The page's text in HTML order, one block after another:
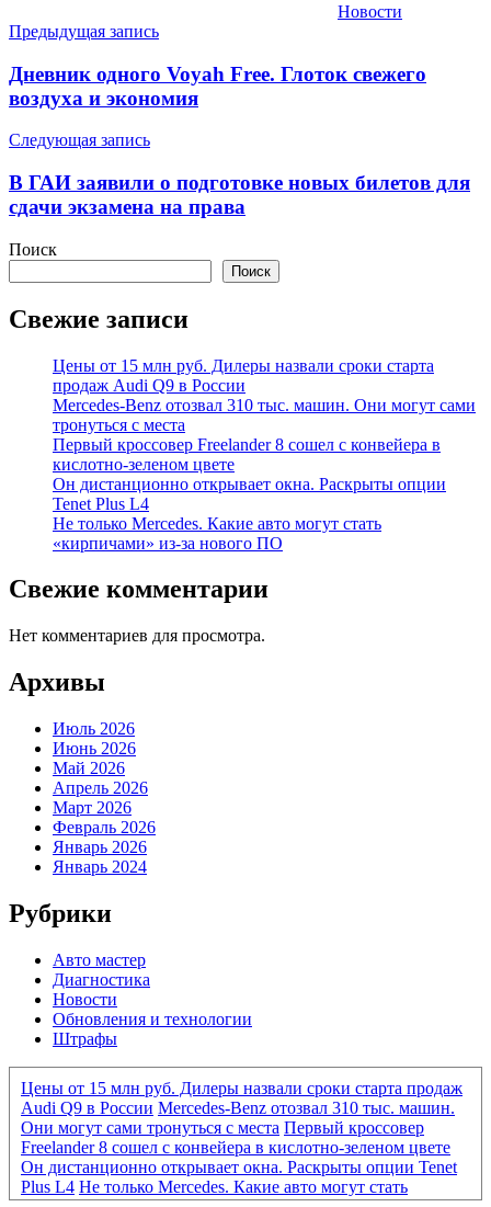
Новости
Навигация
по
записям
Предыдущая запись
Дневник одного Voyah Free. Глоток свежего
воздуха и экономия
Следующая запись
В ГАИ заявили о подготовке новых билетов для
сдачи экзамена на права
Поиск
Поиск
Свежие записи
Цены от 15 млн руб. Дилеры назвали сроки старта
продаж Audi Q9 в России
Mercedes-Benz отозвал 310 тыс. машин. Они могут сами
тронуться с места
Первый кроссовер Freelander 8 сошел с конвейера в
кислотно-зеленом цвете
Он дистанционно открывает окна. Раскрыты опции
Tenet Plus L4
Не только Mercedes. Какие авто могут стать
«кирпичами» из-за нового ПО
Свежие комментарии
Нет комментариев для просмотра.
Архивы
Июль 2026
Июнь 2026
Май 2026
Апрель 2026
Март 2026
Февраль 2026
Январь 2026
Январь 2024
Рубрики
Авто мастер
Диагностика
Новости
Обновления и технологии
Штрафы
Цены от 15 млн руб. Дилеры назвали сроки старта продаж
Audi Q9 в России Mercedes-Benz отозвал 310 тыс. машин.
Они могут сами тронуться с места Первый кроссовер
Freelander 8 сошел с конвейера в кислотно-зеленом цвете
Он дистанционно открывает окна. Раскрыты опции Tenet
Plus L4 Не только Mercedes. Какие авто могут стать